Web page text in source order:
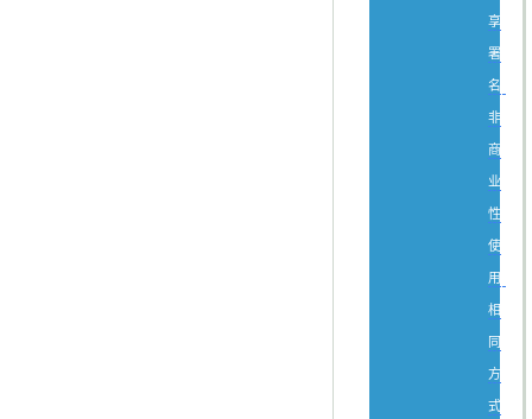
享
署
名-
非
商
业
性
使
用-
相
同
方
式